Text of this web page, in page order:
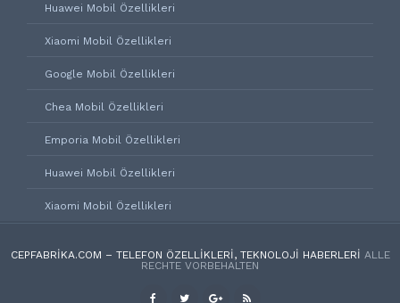
Huawei Mobil Özellikleri
Xiaomi Mobil Özellikleri
Google Mobil Özellikleri
Chea Mobil Özellikleri
Emporia Mobil Özellikleri
Huawei Mobil Özellikleri
Xiaomi Mobil Özellikleri
CEPFABRIKA.COM – TELEFON ÖZELLIKLERI, TEKNOLOJI HABERLERI ALLE
RECHTE VORBEHALTEN